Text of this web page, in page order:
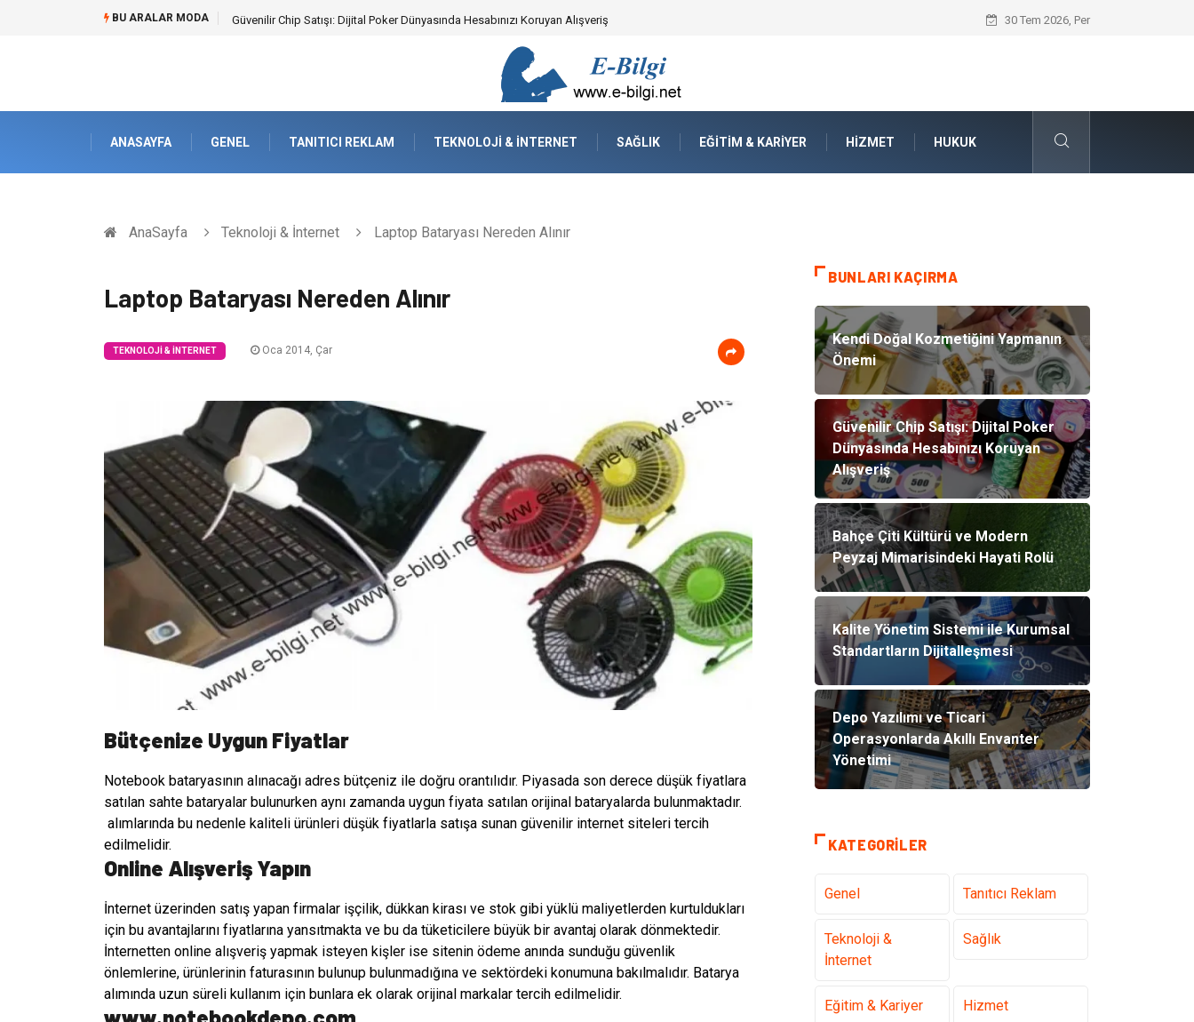
BU ARALAR MODA Bahçe Çiti Kültürü ve Modern Peyzaj Mimarisindeki Hayati Rolü Kalite Yönetim Sistemi ile Kurumsal
30 Tem 2026, Per
ANASAYFA GENEL TANITICI REKLAM TEKNOLOJI & İNTERNET SAĞLIK EĞITIM & KARIYER HIZMET HUKUK
AnaSayfa Teknoloji & İnternet Laptop Bataryası Nereden Alınır
Laptop Bataryası Nereden Alınır
TEKNOLOJI & İNTERNET Oca 2014, Çar
Bütçenize Uygun Fiyatlar
Notebook bataryasının alınacağı adres bütçeniz ile doğru orantılıdır. Piyasada son derece düşük fiyatlara
satılan sahte bataryalar bulunurken aynı zamanda uygun fiyata satılan orijinal bataryalarda bulunmaktadır.
alımlarında bu nedenle kaliteli ürünleri düşük fiyatlarla satışa sunan güvenilir internet siteleri tercih
edilmelidir.
Online Alışveriş Yapın
İnternet üzerinden satış yapan firmalar işçilik, dükkan kirası ve stok gibi yüklü maliyetlerden kurtuldukları
için bu avantajlarını fiyatlarına yansıtmakta ve bu da tüketicilere büyük bir avantaj olarak dönmektedir.
İnternetten online alışveriş yapmak isteyen kişler ise sitenin ödeme anında sunduğu güvenlik
önlemlerine, ürünlerinin faturasının bulunup bulunmadığına ve sektördeki konumuna bakılmalıdır. Batarya
alımında uzun süreli kullanım için bunlara ek olarak orijinal markalar tercih edilmelidir.
www.notebookdepo.com
BUNLARI KAÇIRMA
Kendi Doğal Kozmetiğini Yapmanın
Önemi
Güvenilir Chip Satışı: Dijital Poker
Dünyasında Hesabınızı Koruyan
Alışveriş
Bahçe Çiti Kültürü ve Modern
Peyzaj Mimarisindeki Hayati Rolü
Kalite Yönetim Sistemi ile Kurumsal
Standartların Dijitalleşmesi
Depo Yazılımı ve Ticari
Operasyonlarda Akıllı Envanter
Yönetimi
KATEGORILER
Genel Tanıtıcı Reklam
Teknoloji &
İnternet
Sağlık
Eğitim & Kariyer Hizmet